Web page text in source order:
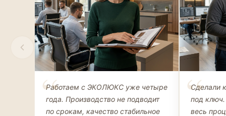
Елена Соколова
ДИЗАЙНЕР ИНТЕРЬЕРОВ
Работаем с ЭКОЛЮКС уже четыре
года. Производство не подводит
по срокам, качество стабильное
Андрей
ЧАСТНЫЙ
Сделали
под
весь